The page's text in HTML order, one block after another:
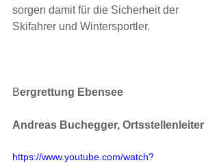
sorgen damit für die Sicherheit der
Skifahrer und Wintersportler.
Bergrettung Ebensee
Andreas Buchegger, Ortsstellenleiter
https://www.youtube.com/watch?